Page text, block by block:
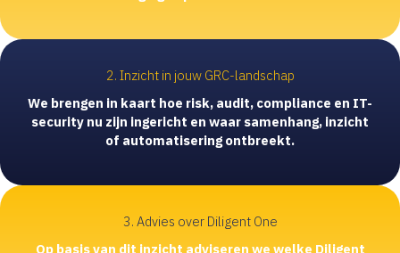
2. Inzicht in jouw GRC-landschap
We brengen in kaart hoe risk, audit, compliance en IT-
security nu zijn ingericht en waar samenhang, inzicht
of automatisering ontbreekt.
3. Advies over Diligent One
Op basis van dit inzicht adviseren we welke Diligent